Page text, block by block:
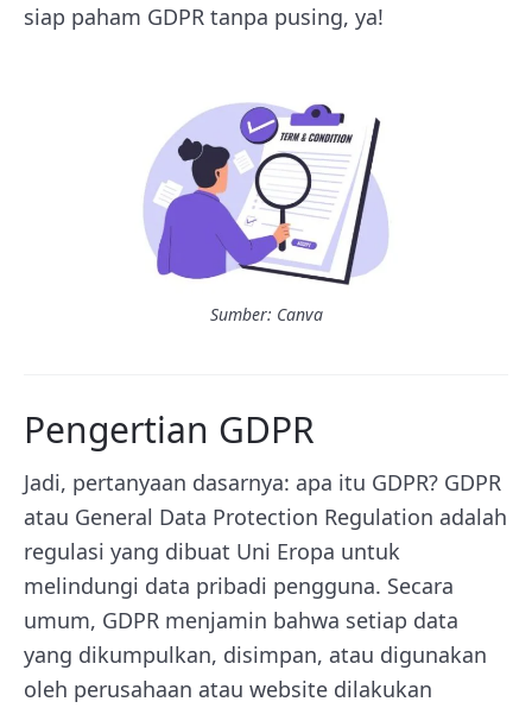
siap paham GDPR tanpa pusing, ya!
Sumber: Canva
Pengertian GDPR
Jadi, pertanyaan dasarnya: apa itu GDPR? GDPR
atau General Data Protection Regulation adalah
regulasi yang dibuat Uni Eropa untuk
melindungi data pribadi pengguna. Secara
umum, GDPR menjamin bahwa setiap data
yang dikumpulkan, disimpan, atau digunakan
oleh perusahaan atau website dilakukan